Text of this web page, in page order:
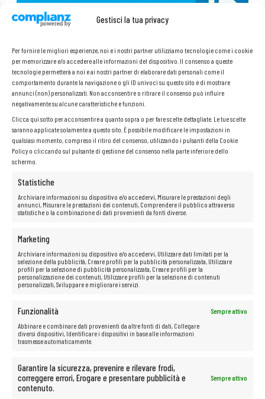
Gestisci la tua privacy
Per fornire le migliori esperienze, noi e i nostri partner utilizziamo tecnologie come i cookie
per memorizzare e/o accedere alle informazioni del dispositivo. Il consenso a queste
tecnologie permetterà a noi e ai nostri partner di elaborare dati personali come il
comportamento durante la navigazione o gli ID univoci su questo sito e di mostrare
annunci (non) personalizzati. Non acconsentire o ritirare il consenso può influire
negativamente su alcune caratteristiche e funzioni.
Clicca qui sotto per acconsentire a quanto sopra o per fare scelte dettagliate. Le tue scelte
saranno applicate solamente a questo sito. È possibile modificare le impostazioni in
qualsiasi momento, compreso il ritiro del consenso, utilizzando i pulsanti della Cookie
Policy o cliccando sul pulsante di gestione del consenso nella parte inferiore dello
schermo.
Statistiche
Archiviare informazioni su dispositivo e/o accedervi, Misurare le prestazioni degli
annunci, Misurare le prestazioni dei contenuti, Comprendere il pubblico attraverso
statistiche o la combinazione di dati provenienti da fonti diverse.
Marketing
Archiviare informazioni su dispositivo e/o accedervi, Utilizzare dati limitati per la
selezione della pubblicità, Creare profili per la pubblicità personalizzata, Utilizzare
profili per la selezione di pubblicità personalizzata, Creare profili per la
personalizzazione dei contenuti, Utilizzare profili per la selezione di contenuti
personalizzati, Sviluppare e migliorare i servizi.
Funzionalità
Sempre attivo
Abbinare e combinare dati provenienti da altre fonti di dati, Collegare
diversi dispositivi, Identificare i dispositivi in base alle informazioni
trasmesse automaticamente.
Garantire la sicurezza, prevenire e rilevare frodi,
correggere errori, Erogare e presentare pubblicità e
contenuto.
Sempre attivo
Schermo opaco
senza il rischio di abbagliamento o affaticamento degli occhi? Il laptop
conschermo opaco
Grazieallo schermo opaconon avrai problemi di riflessi, il che ti
consentirà di lavorare liberamente in diverse condizioni, sia all’interno
che all’esterno.Lo schermo opacoè anche molto meno affaticante
per gli occhi, consentendoti di lavorare più a lungo e più comodamente
Le possibilità multimediali illimitate
sono a portata di mano!
Il computer è perfetto anche per qualsiasi tipo di multimedia.